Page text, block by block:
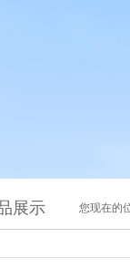
展示 您现在的